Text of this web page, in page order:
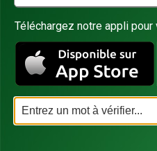
Téléchargez notre appli